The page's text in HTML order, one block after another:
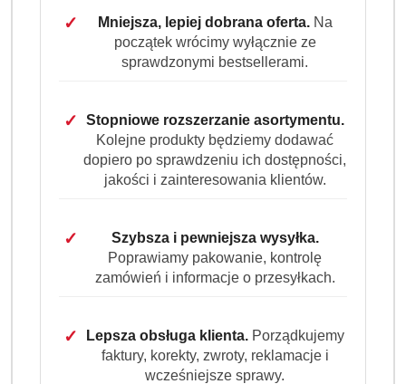
Program lojalnościowy dostępny jest tylko dla
Do koszyka
Dostępność
Wysyłka w
3 dni
✓ Mniejsza, lepiej dobrana oferta.Na
początek wrócimy wyłącznie ze
sprawdzonymi bestsellerami.
✓
Stopniowe rozszerzanie asortymentu.
Kolejne produkty będziemy dodawać
dopiero po sprawdzeniu ich dostępności,
jakości i zainteresowania klientów.
✓
Szybsza i pewniejsza wysyłka.
Poprawiamy pakowanie, kontrolę
zamówień i informacje o przesyłkach.
✓ Lepsza obsługa klienta.Porządkujemy
faktury, korekty, zwroty, reklamacje i
wcześniejsze sprawy.